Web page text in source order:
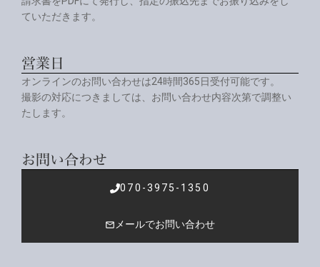
ていただきます。
営業日
オンラインのお問い合わせは24時間365日受付可能です。
撮影の対応につきましては、お問い合わせ内容次第で調整い
たします。
お問い合わせ
070-3975-1350
mail_outline メールでお問い合わせ